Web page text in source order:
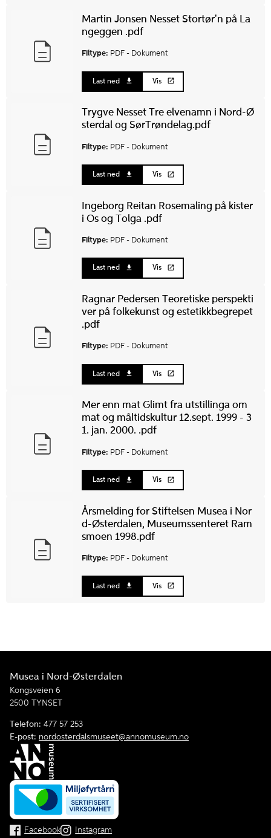
Martin Jonsen Nesset Stortør'n på La
ngeggen .pdf
Filtype: PDF - Dokument
Last ned Vis
Trygve Nesset Tre elvenamn i Nord-Ø
sterdal og SørTrøndelag.pdf
Filtype: PDF - Dokument
Last ned Vis
Ingeborg Reitan Rosemaling på kister
i Os og Tolga .pdf
Filtype: PDF - Dokument
Last ned Vis
Ragnar Pedersen Teoretiske perspekti
ver på folkekunst og estetikkbegrepet
.pdf
Filtype: PDF - Dokument
Last ned Vis
Mer enn mat Glimt fra utstillinga om
mat og måltidskultur 12.sept. 1999 - 3
1. jan. 2000. .pdf
Filtype: PDF - Dokument
Last ned Vis
Årsmelding for Stiftelsen Musea i Nor
d-Østerdalen, Museumssenteret Ram
smoen 1998.pdf
Filtype: PDF - Dokument
Last ned Vis
Musea i Nord-Østerdalen
Kongsveien 6
2500 TYNSET
Telefon: 477 57 253
E-post: nordosterdalsmuseet@annomuseum.no
Facebook Instagram